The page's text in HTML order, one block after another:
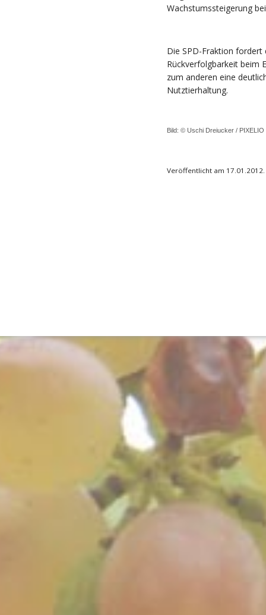
Wachstumssteigerung
Die SPD-Fraktion fordert
Rückverfolgbarkeit beim
zum anderen eine
Nutztierhaltung.
Bild: © Uschi Dreiucker / PIXELIO
Veröffentlicht am 17.01.2012.